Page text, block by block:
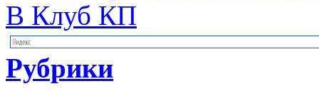
В Клуб КП
Рубрики